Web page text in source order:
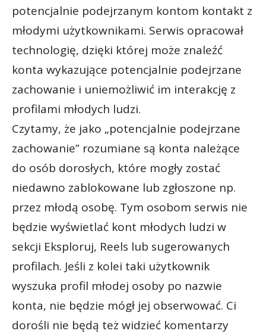
potencjalnie podejrzanym kontom kontakt z
młodymi użytkownikami. Serwis opracował
technologię, dzięki której może znaleźć
konta wykazujące potencjalnie podejrzane
zachowanie i uniemożliwić im interakcję z
profilami młodych ludzi.
Czytamy, że jako „potencjalnie podejrzane
zachowanie” rozumiane są konta należące
do osób dorosłych, które mogły zostać
niedawno zablokowane lub zgłoszone np.
przez młodą osobę. Tym osobom serwis nie
będzie wyświetlać kont młodych ludzi w
sekcji Eksploruj, Reels lub sugerowanych
profilach. Jeśli z kolei taki użytkownik
wyszuka profil młodej osoby po nazwie
konta, nie będzie mógł jej obserwować. Ci
dorośli nie będą też widzieć komentarzy